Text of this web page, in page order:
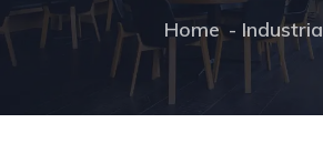
Home Industria